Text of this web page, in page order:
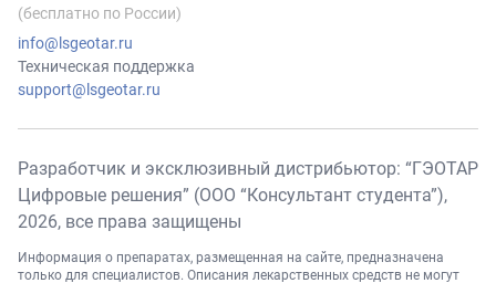
(бесплатно по России)
info@lsgeotar.ru
Техническая поддержка
support@lsgeotar.ru
Разработчик и эксклюзивный дистрибьютор: “ГЭОТАР
Цифровые решения” (ООО “Консультант студента”),
2026, все права защищены
Информация о препаратах, размещенная на сайте, предназначена
только для специалистов. Описания лекарственных средств не могут